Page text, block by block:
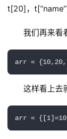
t[20]，
我们再来看
arr =
这样看上去
arr =